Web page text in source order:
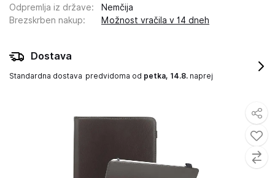
Odpremlja iz države:
Nemčija
Brezskrben nakup: Možnost vračila v 14 dneh
Dostava
Standardna dostava predvidoma od petka, 14.8. naprej